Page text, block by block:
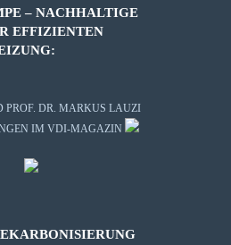
– NACHHALTIGE
EFFIZIENTEN
PROF. DR. MARKUS LAUZI
IM VDI-MAGAZIN